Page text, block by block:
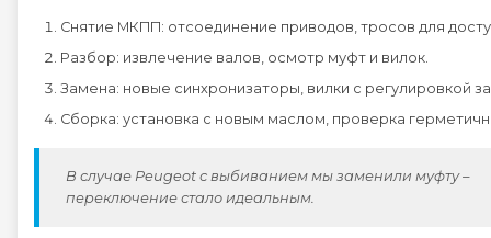
Снятие МКПП: отсоединение приводов, тросов для
Разбор: извлечение валов, осмотр муфт и вилок.
Замена: новые синхронизаторы, вилки с регулировкой
Сборка: установка с новым маслом, проверка
В случае Peugeot с выбиванием мы заменили муфту –
переключение стало идеальным.